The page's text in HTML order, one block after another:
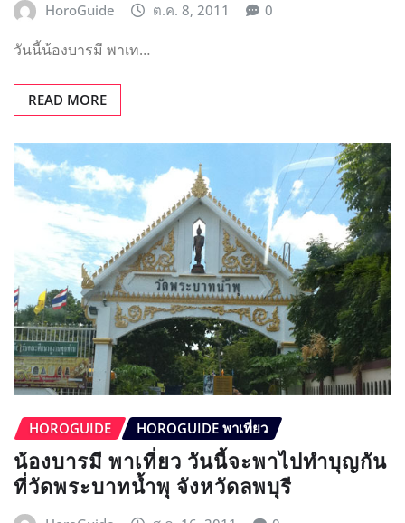
HoroGuide ต.ค. 8, 2011 0
วันนี้น้องบารมี พาเท…
READ MORE
HOROGUIDE HOROGUIDE พาเที่ยว
น้องบารมี พาเที่ยว วันนี้จะพาไปทำบุญกัน
ที่วัดพระบาทน้ำพุ จังหวัดลพบุรี